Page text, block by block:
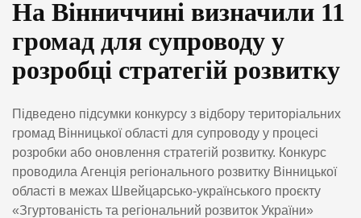
На Вінниччині визначили 11
громад для супроводу у
розробці стратегій розвитку
Підведено підсумки конкурсу з відбору територіальних
громад Вінницької області для супроводу у процесі
розробки або оновлення стратегій розвитку. Конкурс
проводила Агенція регіонального розвитку Вінницької
області в межах Швейцарсько-українського проєкту
«Згуртованість та регіональний розвиток України»